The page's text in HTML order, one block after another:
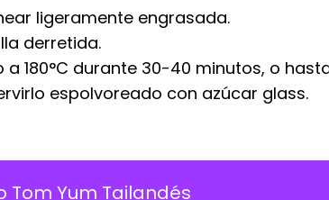
ligeramente engrasada.
derretida.
180°C durante 30-40 minutos, o
espolvoreado con azúcar glass.
Tom Yum Tailandés